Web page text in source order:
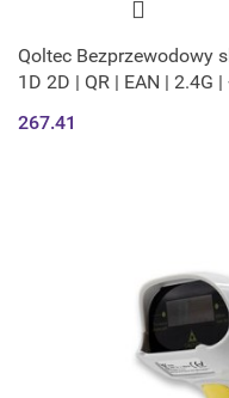
Qoltec Bezprzewodowy
1D 2D | QR | EAN | 2.4G
267.41